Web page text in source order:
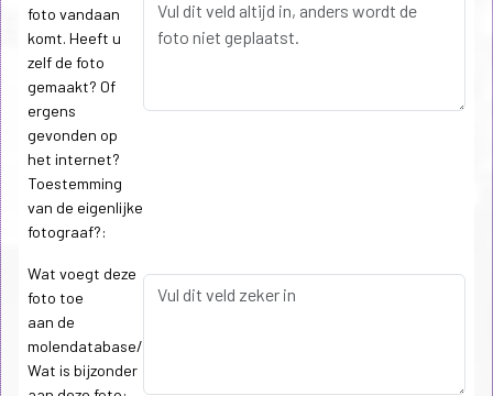
foto vandaan
komt. Heeft u
zelf de foto
gemaakt? Of
ergens
gevonden op
het internet?
Toestemming
van de eigenlijke
fotograaf?:
Wat voegt deze
foto toe
aan de
molendatabase/
Wat is bijzonder